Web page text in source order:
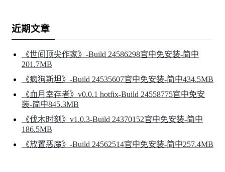
爱说话的Coneru 「Conerun Talk」
约会中，Coneru会用言语和声音对各种事物做出反应！毕
竟，这是一个动作「约会」！与其用苦起脸战斗，不如一
边聊天一边微笑地消灭敌人吧♪
近期文章
《世间顶尖作家》-Build 24586298官中免安装-简中
201.7MB
《疯狗斯坦》-Build 24535607官中免安装-简中434.5MB
《血月幸存者》v0.0.1 hotfix-Build 24558775官中免安
装-简中845.3MB
《伐木时刻》v1.0.3-Build 24370152官中免安装-简中
186.5MB
《放置恶魔》-Build 24562514官中免安装-简中257.4MB